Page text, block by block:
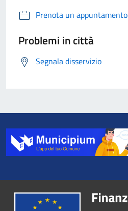
Prenota un appuntamento
Problemi in città
Segnala disservizio